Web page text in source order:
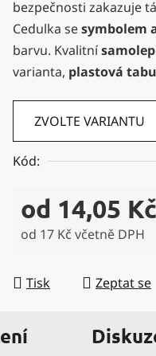
0,0
z
5
hvězdiček.
bezpečnosti zakazuje
Cedulka sesymbolem
barvu. Kvalitní
varianta, plastová
ZVOLTE VARIANTU
Kód:
od 14,05 Kč
od 17 Kč včetně DPH
Tisk
Zeptat se